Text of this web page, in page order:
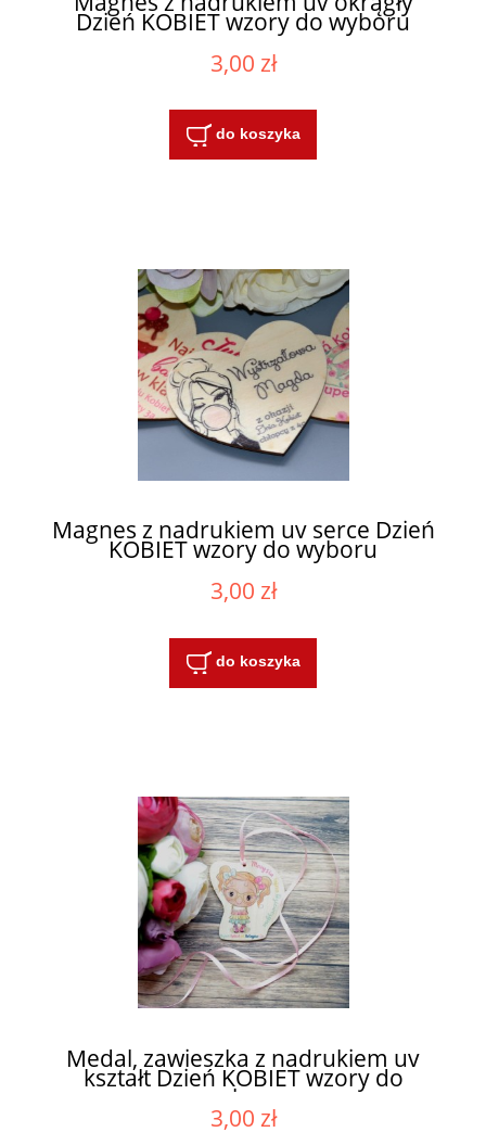
Dzień KOBIET wzory do wyboru
3,00 zł
do koszyka
Magnes z nadrukiem uv serce Dzień
KOBIET wzory do wyboru
3,00 zł
do koszyka
Medal, zawieszka z nadrukiem uv
kształt Dzień KOBIET wzory do
wyboru
3,00 zł